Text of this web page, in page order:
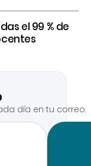
el 99 % de
día en tu correo.